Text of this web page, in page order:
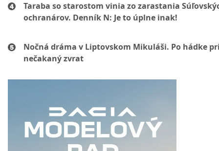
Taraba so starostom vinia zo zarastania
ochranárov. Denník N: Je to úplne inak!
Nočná dráma v Liptovskom Mikuláši. Po hádke
nečakaný zvrat